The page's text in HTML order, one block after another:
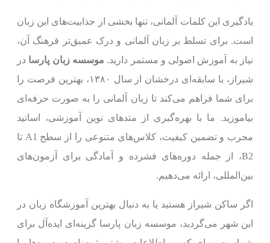
یادگیری این کلمات آلمانی، تنها بخشی از جذابیت‌های این زبان
است. برای تسلط بر زبان آلمانی و درک عمیق‌تر فرهنگ آن،
نیاز به آموزش اصولی و مستمر دارید. موسسه زبان پارسا در
شیراز، با سابقه‌ای درخشان از سال ۱۳۸۰، بهترین فرصت را
برای شما فراهم می‌کند تا زبان آلمانی را به صورت حرفه‌ای
بیاموزید. ما با بهره‌گیری از متدهای نوین آموزشی، اساتید
مجرب و تضمین کیفیت، کلاس‌های متنوعی را از سطح A1 تا
B2، از جمله دوره‌های فشرده و آمادگی برای آزمون‌های
بین‌المللی، ارائه می‌دهیم.
اگر ساکن شیراز هستید یا به دنبال بهترین آموزشگاه زبان در
این شهر می‌گردید، موسسه زبان پارسا گزینه‌ای ایده‌آل برای